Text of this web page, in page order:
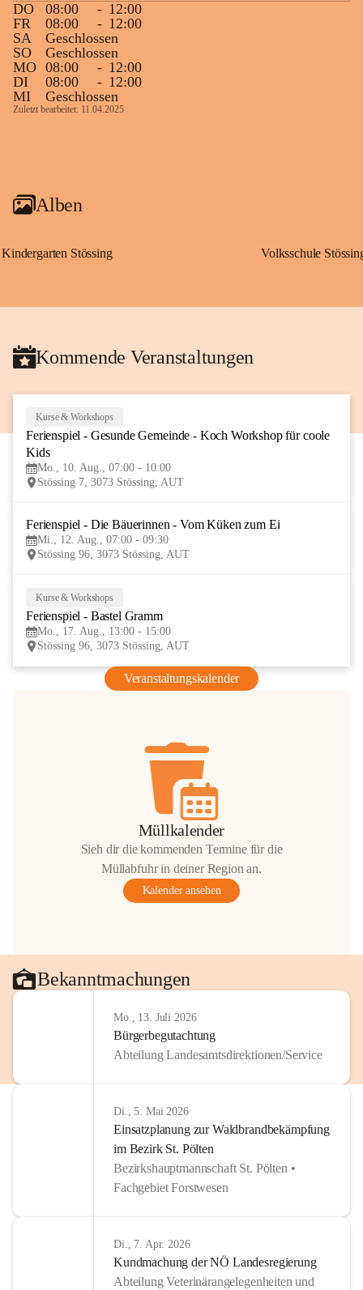
DO
08:00 - 12:00
FR
08:00 - 12:00
SA
Geschlossen
SO
Geschlossen
MO 08:00 - 12:00
DI
08:00 - 12:00
MI
Geschlossen
Zuletzt bearbeitet: 11.04.2025
Alben
Kindergarten Stössing Volksschule
Kommende Veranstaltungen
AUG
Kurse & Workshops
Ferienspiel - Gesunde Gemeinde - Koch Workshop für coole
Kids
Mo., 10. Aug., 07:00 - 10:00
Stössing 7, 3073 Stössing, AUT
Ferienspiel - Die Bäuerinnen - Vom Küken zum Ei
Mi., 12. Aug., 07:00 - 09:30
Stössing 96, 3073 Stössing, AUT
Kurse & Workshops
Ferienspiel - Bastel Gramm
Mo., 17. Aug., 13:00 - 15:00
Stössing 96, 3073 Stössing, AUT
Veranstaltungskalender
Müllkalender
Sieh dir die kommenden Termine für die
Müllabfuhr in deiner Region an.
Kalender ansehen
Bekanntmachungen
Mo., 13. Juli 2026
Bürgerbegutachtung
Abteilung Landesamtsdirektionen/Service
Di., 5. Mai 2026
Einsatzplanung zur Waldbrandbekämpfung
im Bezirk St. Pölten
Bezirkshauptmannschaft St. Pölten •
Fachgebiet Forstwesen
Di., 7. Apr. 2026
Kundmachung der NÖ Landesregierung
Abteilung Veterinärangelegenheiten und